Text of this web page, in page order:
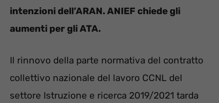
intenzioni dell’ARAN.ANIEF chiede gli
aumenti per gli ATA.
Il rinnovo della parte normativa del contratto
collettivo nazionale del lavoro CCNL del
settore Istruzione e ricerca 2019/2021 tarda